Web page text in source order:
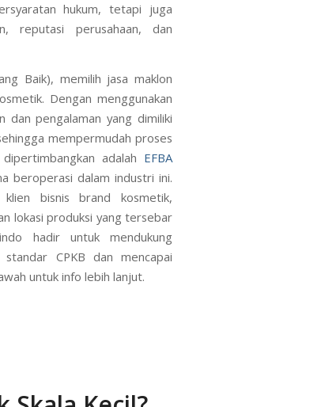
hukum, tetapi juga
reputasi perusahaan, dan
Baik), memilih jasa maklon
Dengan menggunakan
dan pengalaman yang dimiliki
mempermudah proses
adalah EFBA
beroperasi dalam industri ini.
bisnis brand kosmetik,
lokasi produksi yang tersebar
hadir untuk mendukung
CPKB dan mencapai
untuk info lebih lanjut.